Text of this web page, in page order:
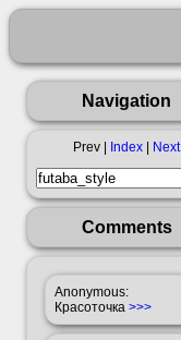
Navigation
Prev | Index Next
Comments
Anonymous:
Красоточка >>>